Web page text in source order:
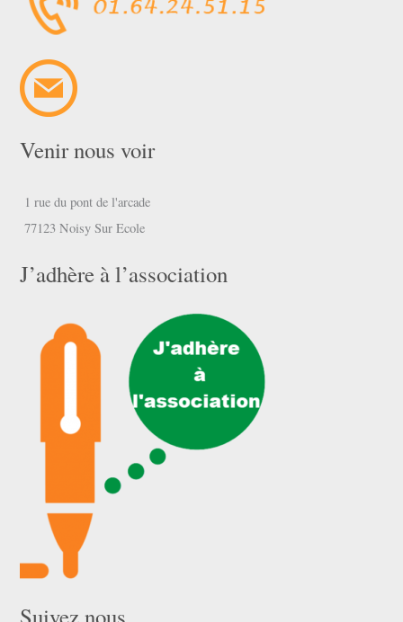
Venir nous voir
1 rue du pont de l'arcade
77123 Noisy Sur Ecole
J’adhère à l’association
Suivez nous …